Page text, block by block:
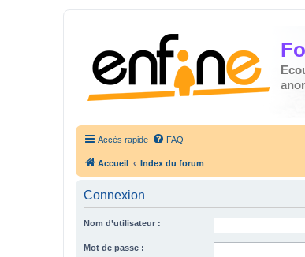
Accès rapide FAQ
Accueil Index du forum
Connexion
Nom d’utilisateur :
Mot de passe :